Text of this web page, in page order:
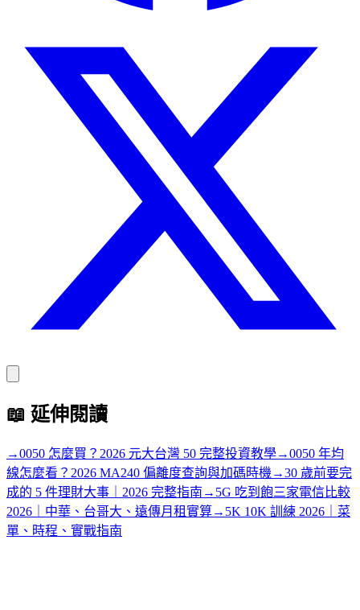
📖 延伸閱讀
→0050 怎麼買？2026 元大台灣 50 完整投資教學→0050 年均
線怎麼看？2026 MA240 偏離度查詢與加碼時機 →30 歲前要完
成的 5 件理財大事｜2026 完整指南 → 5G 吃到飽三家電信比較
2026｜中華、台哥大、遠傳月租實算→ 5K 10K 訓練 2026｜菜
單、時程、實戰指南